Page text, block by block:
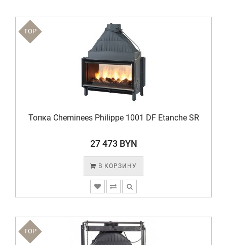
TOP
Топка Cheminees Philippe 1001 DF Etanche SR
27 473 BYN
В КОРЗИНУ
TOP